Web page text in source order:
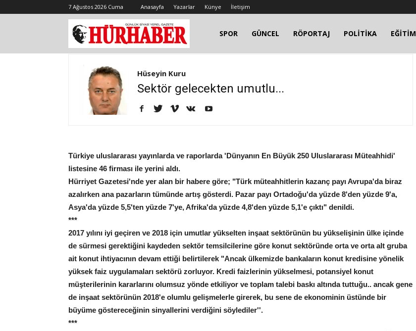
7 Ağustos 2026 Cuma Anasayfa Yazarlar Künye İletişim
SPOR GÜNCEL RÖPORTAJ POLİTİKA EĞİTİM
Hüseyin Kuru
Sektör gelecekten umutlu...
Türkiye uluslararası yayınlarda ve raporlarda 'Dünyanın En Büyük 250 Uluslararası Müteahhidi'
listesine 46 firması ile yerini aldı.
Hürriyet Gazetesi'nde yer alan bir habere göre; "Türk müteahhitlerin kazanç payı Avrupa'da biraz
azalırken ana pazarların tümünde artış gösterdi. Pazar payı Ortadoğu'da yüzde 8'den yüzde 9'a,
Asya'da yüzde 5,5'ten yüzde 7'ye, Afrika'da yüzde 4,8'den yüzde 5,1'e çıktı" denildi.
***
2017 yılını iyi geçiren ve 2018 için umutlar yükselten inşaat sektörünün bu yükselişinin ülke içinde
de sürmesi gerektiğini kaydeden sektör temsilcilerine göre konut sektöründe orta ve orta alt gruba
ait konut ihtiyacının devam ettiği belirtilerek "Ancak ülkemizde bankaların konut kredisine yönelik
yüksek faiz uygulamaları sektörü zorluyor. Kredi faizlerinin yükselmesi, potansiyel konut
müşterilerinin kararlarını olumsuz yönde etkiliyor ve toplam talebi baskı altında tuttuğu.. ancak gene
de inşaat sektörünün 2018'e olumlu gelişmelerle girerek, bu sene de ekonominin üstünde bir
büyüme göstereceğinin sinyallerini verdiğini söylediler''.
***